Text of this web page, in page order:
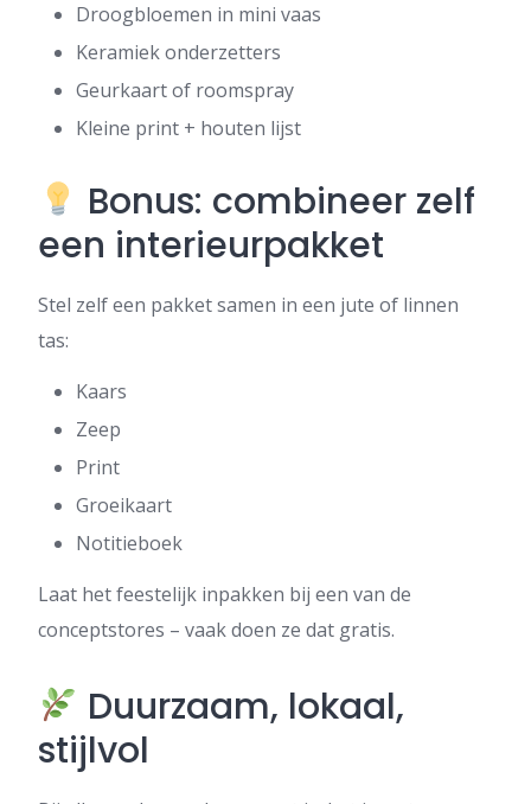
Droogbloemen in mini vaas
Keramiek onderzetters
Geurkaart of roomspray
Kleine print + houten lijst
Bonus: combineer zelf
een interieurpakket
Stel zelf een pakket samen in een jute of linnen
tas:
Kaars
Zeep
Print
Groeikaart
Notitieboek
Laat het feestelijk inpakken bij een van de
conceptstores – vaak doen ze dat gratis.
Duurzaam, lokaal,
stijlvol